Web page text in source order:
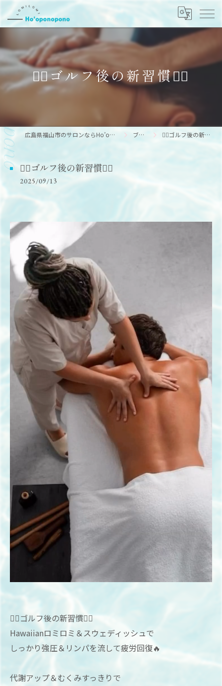
🏌️‍♂️ゴルフ後の新習慣🏌️‍♂️
広島県福山市のサロンならHo’oponopono ブログ 🏌️‍♂️ゴルフ後の新習慣🏌️‍♂️
🏌️‍♂️ゴルフ後の新習慣🏌️‍♂️
2025/09/13
🏌️‍♂️ゴルフ後の新習慣🏌️‍♂️
Hawaiianロミロミ＆スウェディッシュで
しっかり強圧＆リンパを流して疲労回復🔥
代謝アップ＆むくみすっきりで